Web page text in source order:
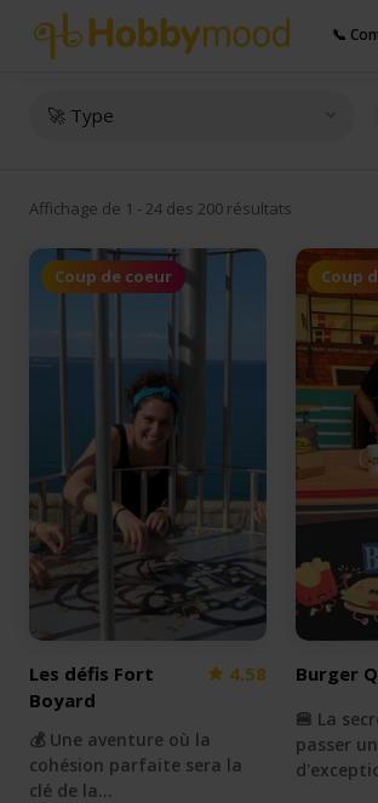
📞
🚀 Type
Affichage de 1 - 24 des 200 résultats
Coup de coeur
Les défis Fort
Boyard
4.58
💰 Une aventure où la
cohésion parfaite sera la
clé de la…
Coup
Burger
🍔 La
passer